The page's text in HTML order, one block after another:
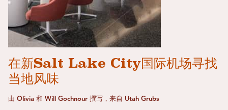
在新Salt Lake City国际机场寻找
当地风味
由 Olivia 和 Will Gochnour 撰写，来自 Utah Grubs